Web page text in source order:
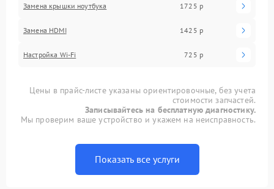
Замена крышки ноутбука 1725 р
Замена HDMI 1425 р
Настройка Wi-Fi 725 р
Цены в прайс-листе указаны ориентировочные, без учета
стоимости запчастей.
Записывайтесь на бесплатную диагностику.
Мы проверим ваше устройство и укажем на неисправность.
Показать все услуги